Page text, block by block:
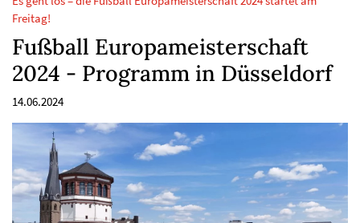
Freitag!
Fußball Europameisterschaft
2024 - Programm in Düsseldorf
14.06.2024